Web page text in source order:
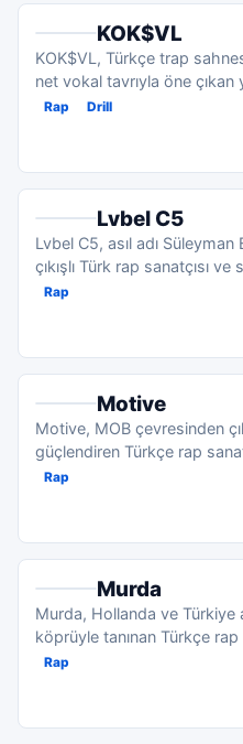
KOK$VL
KOK$VL, Türkçe trap
net vokal tavrıyla öne
D...
Rap Drill
Lvbel C5
Lvbel C5, asıl adı
çıkışlı Türk rap sanatçısı ve
Batuflex...
Rap
Motive
Motive, MOB çevresinden
güçlendiren Türkçe rap
döneminden...
Rap
Murda
Murda, Hollanda ve Türkiye
köprüyle tanınan Türkçe rap
kar...
Rap